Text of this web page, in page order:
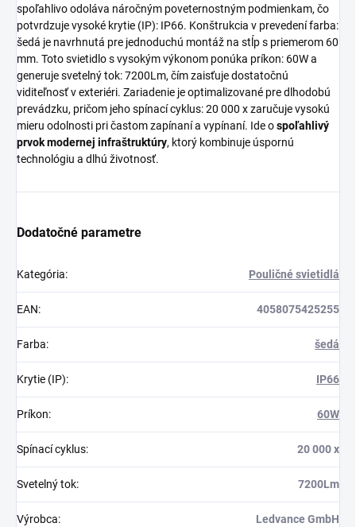
spoľahlivo odoláva náročným poveternostným podmienkam, čo
potvrdzuje vysoké krytie (IP): IP66. Konštrukcia v prevedení farba:
šedá je navrhnutá pre jednoduchú montáž na stĺp s priemerom 60
mm. Toto svietidlo s vysokým výkonom ponúka príkon: 60W a
generuje svetelný tok: 7200Lm, čím zaisťuje dostatočnú
viditeľnosť v exteriéri. Zariadenie je optimalizované pre dlhodobú
prevádzku, pričom jeho spínací cyklus: 20 000 x zaručuje vysokú
mieru odolnosti pri častom zapínaní a vypínaní. Ide ospoľahlivý
prvok modernej infraštruktúry, ktorý kombinuje úspornú
technológiu a dlhú životnosť.
Dodatočné parametre
Kategória: Pouličné svietidlá
EAN: 4058075425255
Farba: šedá
Krytie (IP): IP66
Príkon: 60W
Spínací cyklus: 20 000 x
Svetelný tok: 7200Lm
Výrobca: Ledvance GmbH